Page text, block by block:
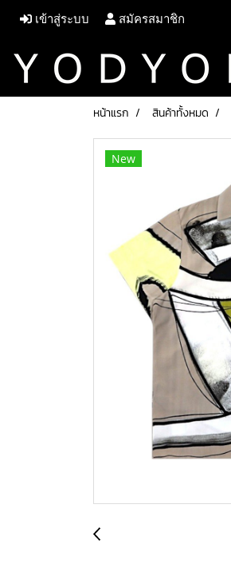
เข้าสู่ระบบ สมัครสมาชิก
หน้าแรก สินค้าทั้งหมด
New